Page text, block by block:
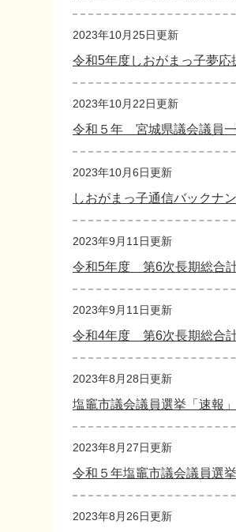
2023年10月25日更新
令和5年度しおがまっ子夢応
2023年10月22日更新
令和５年 宮城県議会議員
2023年10月6日更新
しおがまっ子通信バックナ
2023年9月11日更新
令和5年度 第6次長期総合
2023年9月11日更新
令和4年度 第6次長期総合
2023年8月28日更新
塩竈市議会議員選挙「速報」
2023年8月27日更新
令和５年塩竈市議会議員選
2023年8月26日更新